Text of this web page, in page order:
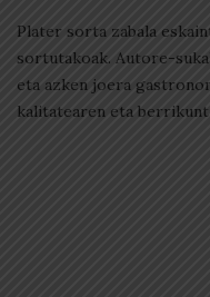
Plater sorta zabala
sortutakoak. Autore-
eta azken joera
kalitatearen eta